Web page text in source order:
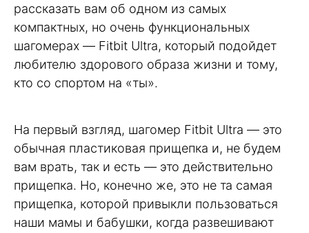
рассказать вам об одном из самых
компактных, но очень функциональных
шагомерах — Fitbit Ultra, который подойдет
любителю здорового образа жизни и тому,
кто со спортом на «ты».
На первый взгляд, шагомер Fitbit Ultra — это
обычная пластиковая прищепка и, не будем
вам врать, так и есть — это действительно
прищепка. Но, конечно же, это не та самая
прищепка, которой привыкли пользоваться
наши мамы и бабушки, когда развешивают